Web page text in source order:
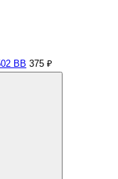
ВВ 375 ₽